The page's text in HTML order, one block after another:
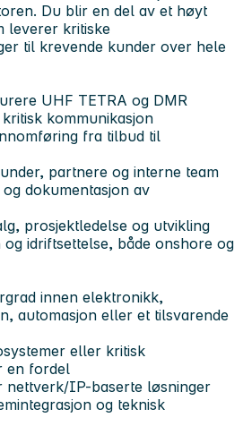
Du blir en del av et høyt
leverer kritiske
til krevende kunder over hele
UHF TETRA og DMR
kommunikasjon
fra tilbud til
partnere og interne team
dokumentasjon av
prosjektledelse og utvikling
og idriftsettelse, både onshore og
innen elektronikk,
automasjon eller et tilsvarende
eller kritisk
en fordel
nettverk/IP-baserte løsninger
og teknisk